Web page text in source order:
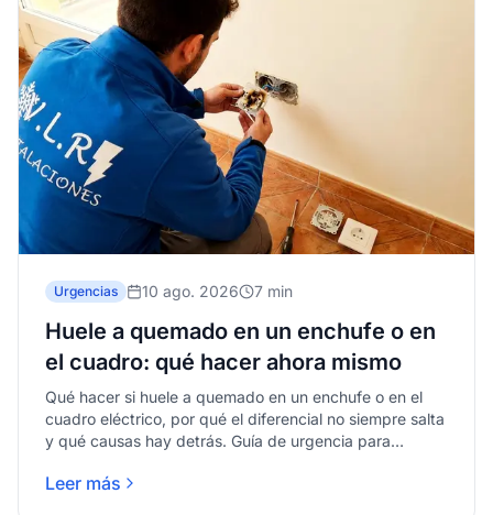
Urgencias 10 ago. 2026 7 min
Huele a quemado en un enchufe o en
el cuadro: qué hacer ahora mismo
Qué hacer si huele a quemado en un enchufe o en el
cuadro eléctrico, por qué el diferencial no siempre salta
y qué causas hay detrás. Guía de urgencia para
Leer más